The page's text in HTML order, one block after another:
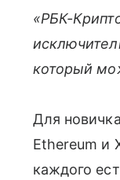
«РБК-
который
Для
Ethereum и
каждого